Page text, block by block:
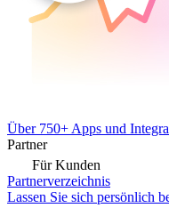
Über 750+ Apps und
Partner
Für Kunden
Partnerverzeichnis
Lassen Sie sich persönlich